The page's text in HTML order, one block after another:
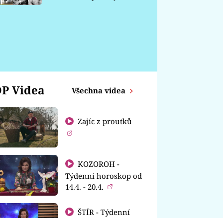
Videa Všechna videa
Zajíc z proutků
KOZOROH -
Týdenní horoskop od
14.4. - 20.4.
ŠTÍR - Týdenní